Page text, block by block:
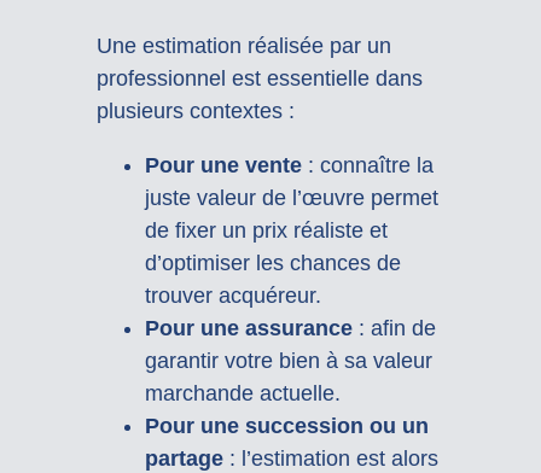
Une estimation réalisée par un
professionnel est essentielle dans
plusieurs contextes :
Pour une vente: connaître la
juste valeur de l’œuvre permet
de fixer un prix réaliste et
d’optimiser les chances de
trouver acquéreur.
Pour une assurance: afin de
garantir votre bien à sa valeur
marchande actuelle.
Pour une succession ou un
partage: l’estimation est alors